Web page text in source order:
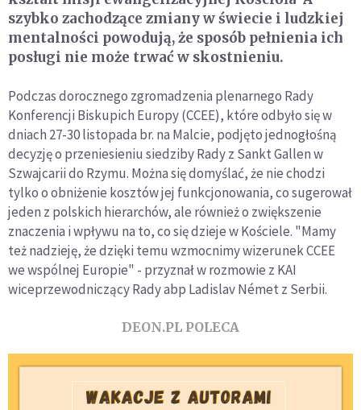
szybko zachodzące zmiany w świecie i ludzkiej
mentalności powodują, że sposób pełnienia ich
posługi nie może trwać w skostnieniu.
Podczas dorocznego zgromadzenia plenarnego Rady
Konferencji Biskupich Europy (CCEE), które odbyło się w
dniach 27-30 listopada br. na Malcie, podjęto jednogłośną
decyzję o przeniesieniu siedziby Rady z Sankt Gallen w
Szwajcarii do Rzymu. Można się domyślać, że nie chodzi
tylko o obniżenie kosztów jej funkcjonowania, co sugerował
jeden z polskich hierarchów, ale również o zwiększenie
znaczenia i wpływu na to, co się dzieje w Kościele. "Mamy
też nadzieję, że dzięki temu wzmocnimy wizerunek CCEE
we wspólnej Europie" - przyznał w rozmowie z KAI
wiceprzewodniczący Rady abp Ladislav Német z Serbii.
DEON.PL POLECA